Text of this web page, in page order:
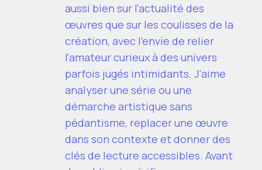
aussi bien sur l'actualité des
œuvres que sur les coulisses de la
création, avec l'envie de relier
l'amateur curieux à des univers
parfois jugés intimidants. J'aime
analyser une série ou une
démarche artistique sans
pédantisme, replacer une œuvre
dans son contexte et donner des
clés de lecture accessibles. Avant